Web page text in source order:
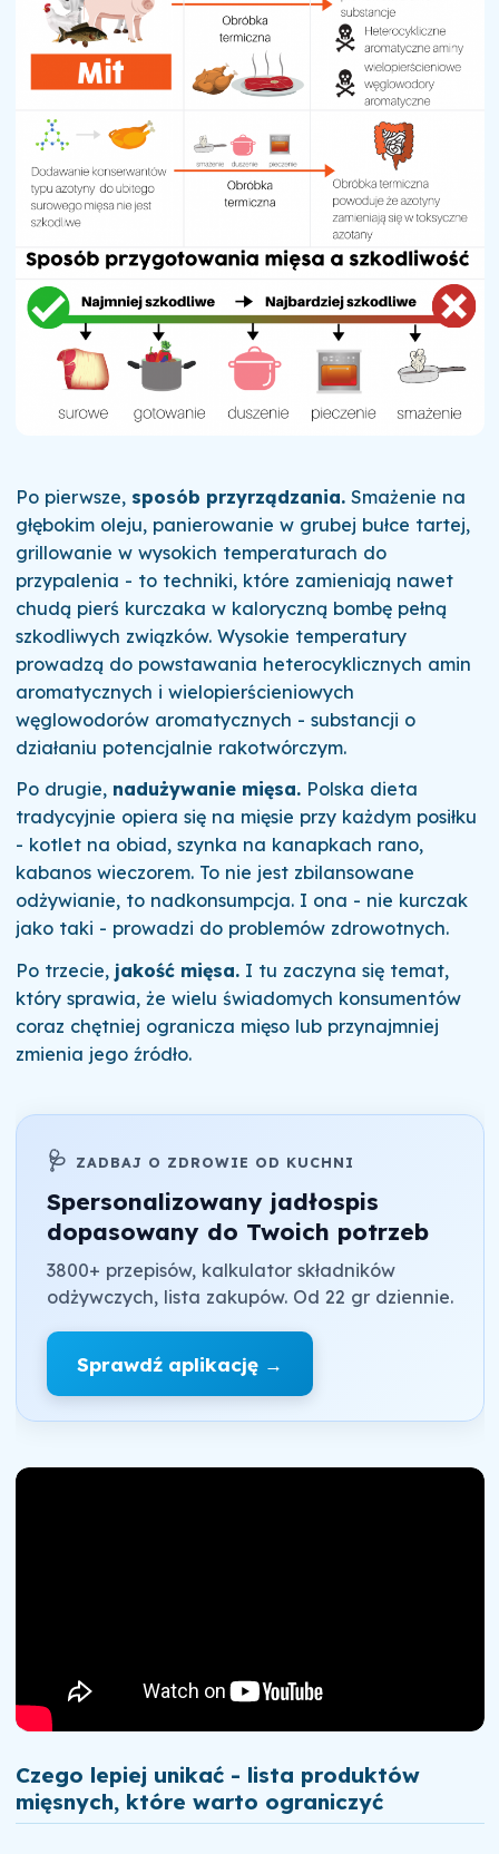
Po pierwsze, sposób przyrządzania.Smażenie na
głębokim oleju, panierowanie w grubej bułce tartej,
grillowanie w wysokich temperaturach do
przypalenia - to techniki, które zamieniają nawet
chudą pierś kurczaka w kaloryczną bombę pełną
szkodliwych związków. Wysokie temperatury
prowadzą do powstawania heterocyklicznych amin
aromatycznych i wielopierścieniowych
węglowodorów aromatycznych - substancji o
działaniu potencjalnie rakotwórczym.
Po drugie, nadużywanie mięsa.Polska dieta
tradycyjnie opiera się na mięsie przy każdym posiłku
- kotlet na obiad, szynka na kanapkach rano,
kabanos wieczorem. To nie jest zbilansowane
odżywianie, to nadkonsumpcja. I ona - nie kurczak
jako taki - prowadzi do problemów zdrowotnych.
Po trzecie, jakość mięsa.I tu zaczyna się temat,
który sprawia, że wielu świadomych konsumentów
coraz chętniej ogranicza mięso lub przynajmniej
zmienia jego źródło.
🩺 ZADBAJ O ZDROWIE OD KUCHNI
Spersonalizowany jadłospis
dopasowany do Twoich potrzeb
3800+ przepisów, kalkulator składników
odżywczych, lista zakupów. Od 22 gr dziennie.
Sprawdź aplikację →
Czego lepiej unikać - lista produktów
mięsnych, które warto ograniczyć